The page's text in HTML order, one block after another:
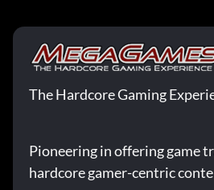
The Hardcore Gaming
Pioneering in offering game
hardcore gamer-centric